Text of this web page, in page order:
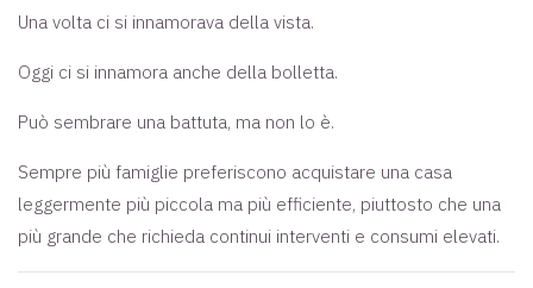
Una volta ci si innamorava della vista.
Oggi ci si innamora anche della bolletta.
Può sembrare una battuta, ma non lo è.
Sempre più famiglie preferiscono acquistare una casa
leggermente più piccola ma più efficiente, piuttosto che una
più grande che richieda continui interventi e consumi elevati.